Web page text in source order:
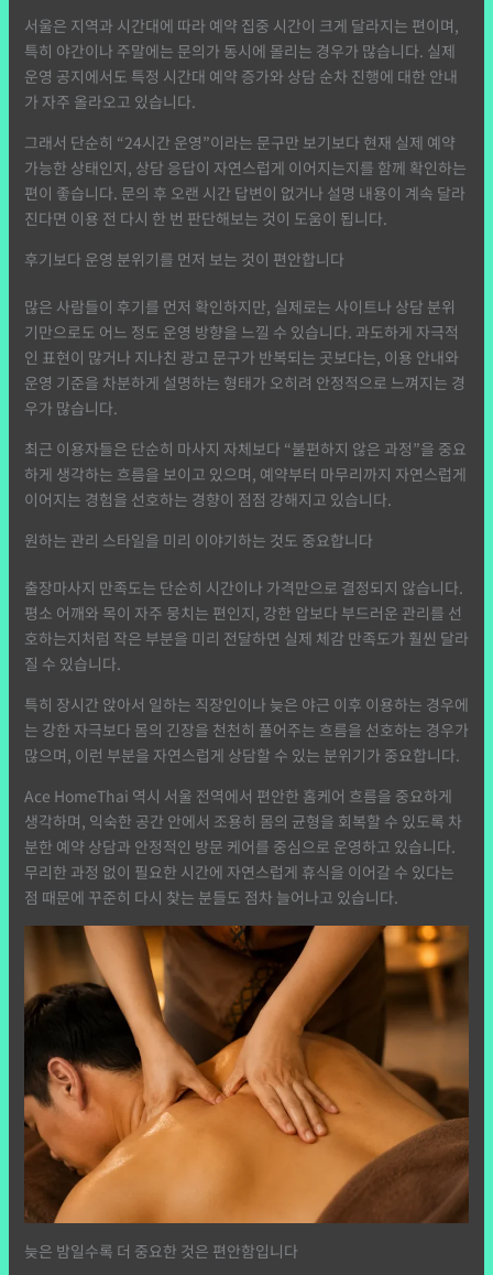
서울은 지역과 시간대에 따라 예약 집중 시간이 크게 달라지는 편이며,
특히 야간이나 주말에는 문의가 동시에 몰리는 경우가 많습니다. 실제
운영 공지에서도 특정 시간대 예약 증가와 상담 순차 진행에 대한 안내
가 자주 올라오고 있습니다.
그래서 단순히 “24시간 운영”이라는 문구만 보기보다 현재 실제 예약
가능한 상태인지, 상담 응답이 자연스럽게 이어지는지를 함께 확인하는
편이 좋습니다. 문의 후 오랜 시간 답변이 없거나 설명 내용이 계속 달라
진다면 이용 전 다시 한 번 판단해보는 것이 도움이 됩니다.
후기보다 운영 분위기를 먼저 보는 것이 편안합니다
많은 사람들이 후기를 먼저 확인하지만, 실제로는 사이트나 상담 분위
기만으로도 어느 정도 운영 방향을 느낄 수 있습니다. 과도하게 자극적
인 표현이 많거나 지나친 광고 문구가 반복되는 곳보다는, 이용 안내와
운영 기준을 차분하게 설명하는 형태가 오히려 안정적으로 느껴지는 경
우가 많습니다.
최근 이용자들은 단순히 마사지 자체보다 “불편하지 않은 과정”을 중요
하게 생각하는 흐름을 보이고 있으며, 예약부터 마무리까지 자연스럽게
이어지는 경험을 선호하는 경향이 점점 강해지고 있습니다.
원하는 관리 스타일을 미리 이야기하는 것도 중요합니다
출장마사지 만족도는 단순히 시간이나 가격만으로 결정되지 않습니다.
평소 어깨와 목이 자주 뭉치는 편인지, 강한 압보다 부드러운 관리를 선
호하는지처럼 작은 부분을 미리 전달하면 실제 체감 만족도가 훨씬 달라
질 수 있습니다.
특히 장시간 앉아서 일하는 직장인이나 늦은 야근 이후 이용하는 경우에
는 강한 자극보다 몸의 긴장을 천천히 풀어주는 흐름을 선호하는 경우가
많으며, 이런 부분을 자연스럽게 상담할 수 있는 분위기가 중요합니다.
Ace HomeThai 역시 서울 전역에서 편안한 홈케어 흐름을 중요하게
생각하며, 익숙한 공간 안에서 조용히 몸의 균형을 회복할 수 있도록 차
분한 예약 상담과 안정적인 방문 케어를 중심으로 운영하고 있습니다.
무리한 과정 없이 필요한 시간에 자연스럽게 휴식을 이어갈 수 있다는
점 때문에 꾸준히 다시 찾는 분들도 점차 늘어나고 있습니다.
늦은 밤일수록 더 중요한 것은 편안함입니다